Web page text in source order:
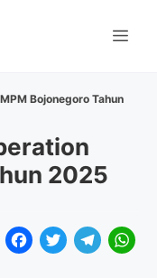
Bojonegoro Tahun
2025
F
T
T
W